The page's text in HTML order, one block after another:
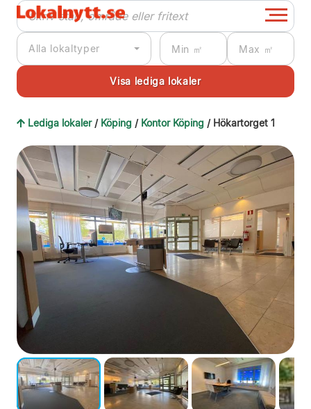
Alla lokaltyper
Lediga lokaler / Köping / Kontor Köping / Hökartorget 1